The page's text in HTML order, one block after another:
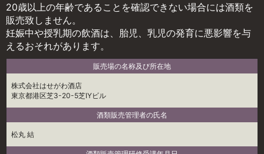
20歳以上の年齢であることを確認できない場合には酒類を
販売致しません。
妊娠中や授乳期の飲酒は、胎児、乳児の発育に悪影響を与
えるおそれがあります。
販売場の名称及び所在地
株式会社はせがわ酒店
東京都港区芝3-20-5芝IYビル
酒類販売管理者の氏名
松丸 結